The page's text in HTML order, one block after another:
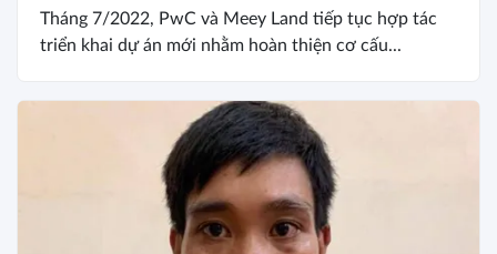
Tháng 7/2022, PwC và Meey Land tiếp tục hợp tác
triển khai dự án mới nhằm hoàn thiện cơ cấu...